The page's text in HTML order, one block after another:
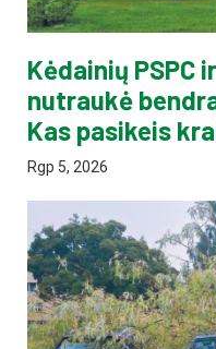
Kėdainių PSPC
nutraukė
Kas pasikeis
Rgp 5, 2026